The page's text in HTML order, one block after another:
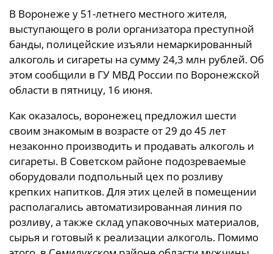
В Воронеже у 51-летнего местного жителя,
выступающего в роли организатора преступной
банды, полицейские изъяли немаркированный
алкоголь и сигареты на сумму 24,3 млн рублей. Об
этом сообщили в ГУ МВД России по Воронежской
области в пятницу, 16 июня.
Как оказалось, воронежец предложил шести
своим знакомым в возрасте от 29 до 45 лет
незаконно производить и продавать алкоголь и
сигареты. В Советском районе подозреваемые
оборудовали подпольный цех по розливу
крепких напитков. Для этих целей в помещении
располагались автоматизированная линия по
розливу, а также склад упаковочных материалов,
сырья и готовый к реализации алкоголь. Помимо